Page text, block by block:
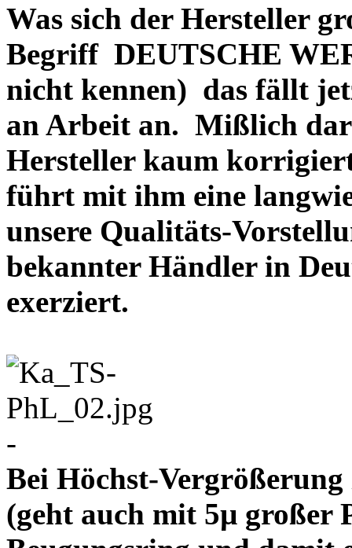
Was sich der Hersteller
Begriff DEUTSCHE
nicht kennen) das fällt
an Arbeit an. Mißlich
Hersteller kaum
führt mit ihm eine
unsere Qualitäts-
bekannter Händler in
exerziert.
-
Bei Höchst-
(geht auch mit 5µ großer